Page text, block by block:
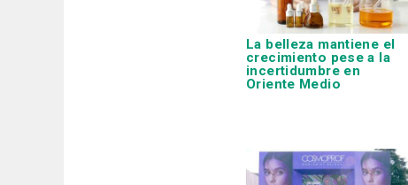
La belleza mantiene el
crecimiento pese a la
incertidumbre en
Oriente Medio